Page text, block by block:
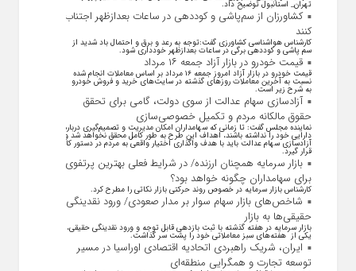
تهران_ استانبول توضیح داد.
کشاورزان از سم‌پاشی و کوددهی در ساعات بعدازظهر اجتناب
کنند
کارشناس هواشناسی کشاورزی گفت:توجه به رعد و برق و احتمال باد شدید از
سم پاشی و کوددهی برگی در ساعات بعدازظهر خودداری شود.
قیمت خودرو در بازار آزاد جمعه ۱۶ مرداد
قیمت خودرو در بازار آزاد امروز جمعه ۱۶ مرداد بر اساس معاملات انجام شده
نسبت به آخرین معاملات روز‌های گذشته در سایت‌های خرید و فروش خودرو
به شرح زیر است.
آزادسازی سهام عدالت از سوی دولت، گامی برای تحقق
حقوق مالکانه مردم و تکمیل خصوصی‌سازی
نماینده مجلس گفت: تا زمانی که سهامداران امکان مدیریت و تصمیم‌گیری درباره
دارایی خود را نداشته باشند، اهداف این طرح به طور کامل محقق نخواهد شد و
آزادسازی سهام عدالت باید با هدف واگذاری اختیار واقعی به مردم در دستور کار
قرار گیرد.
بازار سرمایه همچنان ارزنده/ در شرایط فعلی بهترین پرتفوی
برای سهامداران چگونه خواهد بود؟
کارشناس بازار سرمایه در خصوص روند حرکتی بازار نکاتی را مطرح کرد.
شاخص‌های بازار سهام سوار بر مدار صعودی/ ورود نقدینگی
حقیقی‌ها به بازار
بازار سرمایه در هفته گذشته با ثبت بازدهی قابل توجه و ورود نقدینگی حقیقی،
یکی از هفته‌های سبز معاملاتی خود را پشت سر گذاشت.
ایران، شریک راهبردی اتحادیه اقتصادی اوراسیا در مسیر
توسعه تجارت و همگرایی منطقه‌ای